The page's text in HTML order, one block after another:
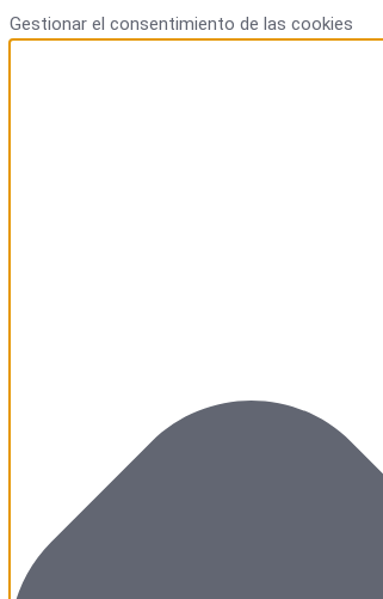
Gestionar el consentimiento de las cookies
FuncionalPreferencias
Estadísticas
Marketing
al
contenido